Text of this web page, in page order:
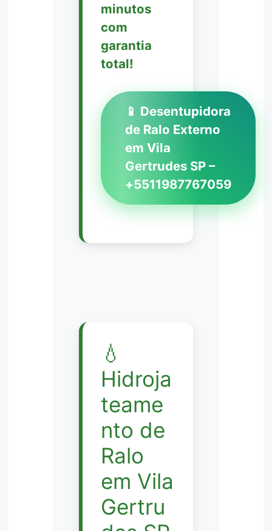
minutos
com
garantia
total!
📱 Desentupidora
de Ralo Externo
em Vila
Gertrudes SP –
+5511987767059
💧
Hidroja
teame
nto de
Ralo
em Vila
Gertru